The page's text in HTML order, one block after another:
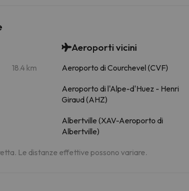
18.4 km
Aeroporti vicini
Aeroporto di Courchevel (CVF)
Aeroporto di l'Alpe-d'Huez - Henri
Giraud (AHZ)
Albertville (XAV-Aeroporto di
Albertville)
Le distanze effettive possono variare.